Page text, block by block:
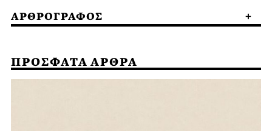
ΑΡΘΡΟΓΡΑΦΟΣ
ΠΡΟΣΦΑΤΑ ΑΡΘΡΑ